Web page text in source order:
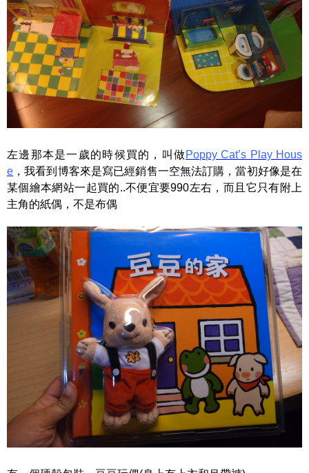
左邊那本是一歲的時候買的，叫做Poppy Cat’s Play Hous
e ，我看到博客來是寫已經銷售一空無法訂購，當初好像是在
某個繪本網站一起買的..不便宜要990左右，而且它只有附上
主角的紙偶，不是布偶